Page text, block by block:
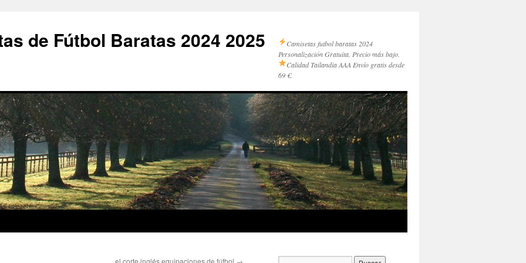
de Fútbol Baratas 2024 2025
Camisetas futbol baratas 2024
Personalización Gratuita. Precio más bajo.
Calidad Tailandia AAA Envío gratis desde
69 €.
el corte inglés equipaciones de fútbol →